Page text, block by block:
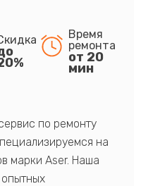
Время
ремонта
от 20
мин
по ремонту
на
марки Aser. Наша